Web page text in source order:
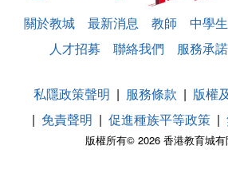
關於教城 最新消息 教師 中學生
人才招募
聯絡我們 服務承諾
版權所有© 2026 香港教育城有
私隱政策聲明 服務條款
版權
免責聲明
促進種族平等政策